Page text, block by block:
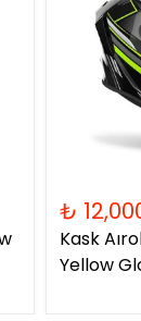
₺
Kask
Yellow